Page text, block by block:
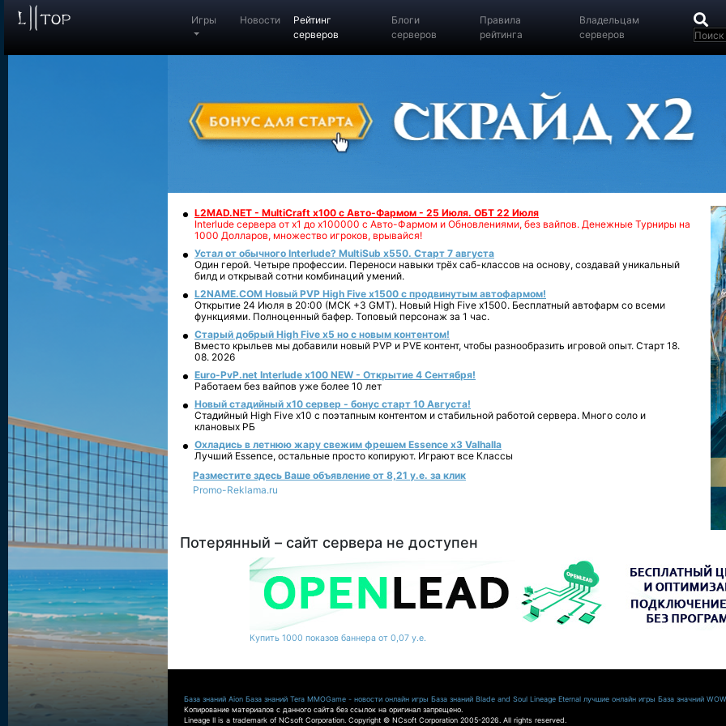
Игры Новости
Рейтинг
серверов
Блоги
серверов
Правила
рейтинга
Владельцам
серверов
L2MAD.NET - MultiCraft x100 с Авто-Фармом - 25 Июля. ОБТ 22 Июля
Interlude сервера от х1 до х100000 с Авто-Фармом и Обновлениями, без вайпов. Денежные Турниры на
1000 Долларов, множество игроков, врывайся!
Устал от обычного Interlude? MultiSub x550. Старт 7 августа
Один герой. Четыре профессии. Переноси навыки трёх саб-классов на основу, создавай уникальный
билд и открывай сотни комбинаций умений.
L2NAME.COM Новый PVP High Five x1500 с продвинутым автофармом!
Открытие 24 Июля в 20:00 (МСК +3 GMT). Новый High Five x1500. Бесплатный автофарм со всеми
функциями. Полноценный бафер. Топовый персонаж за 1 час.
Старый добрый High Five x5 но с новым контентом!
Вместо крыльев мы добавили новый PVP и PVE контент, чтобы разнообразить игровой опыт. Старт 18.
08. 2026
Euro-PvP.net Interlude х100 NEW - Открытие 4 Сентября!
Работаем без вайпов уже более 10 лет
Новый стадийный х10 сервер - бонус старт 10 Августа!
Стадийный High Five x10 с поэтапным контентом и стабильной работой сервера. Много соло и
клановых РБ
Охладись в летнюю жару свежим фрешем Essence x3 Valhalla
Лучший Essence, остальные просто копируют. Играют все Классы
Разместите здесь Ваше объявление от 8,21 у.е. за клик
Promo-Reklama.ru
Потерянный – сайт сервера не доступен
Купить 1000 показов баннера от 0,07 у.е.
База знаний Aion База знаний Tera MMOGame - новости онлайн игры База знаний Blade and Soul Lineage Eternal лучшие онлайн игры База значний WOW
Копирование материалов с данного сайта без ссылок на оригинал запрещено.
Lineage II is a trademark of NCsoft Corporation. Copyright © NCsoft Corporation 2005-2026. All rights reserved.